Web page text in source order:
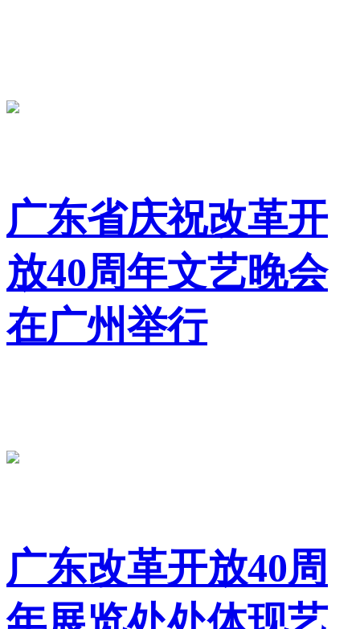
广东省庆祝改革开
放40周年文艺晚会
在广州举行
广东改革开放40周